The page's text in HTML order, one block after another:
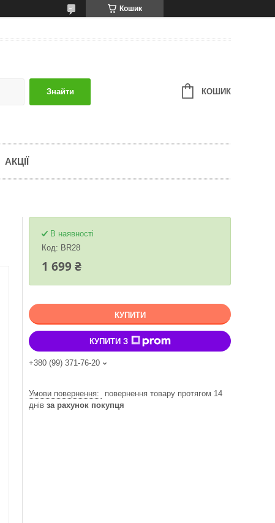
Кошик
Знайти КОШИК
АКЦІЇ
В наявності
Код: BR28
1 699 ₴
КУПИТИ
КУПИТИ З
+380 (99) 371-76-20
повернення товару протягом 14
днів за рахунок покупця